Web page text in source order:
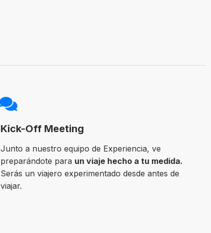
Kick-Off Meeting
Junto a nuestro equipo de Experiencia, ve
preparándote para un viaje hecho a tu medida.
Serás un viajero experimentado desde antes de
viajar.